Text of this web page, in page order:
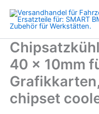
Inhalt
springen
40 x 10mm
chipset
10mm
für
40er
Lüfter,
cooler
40mm